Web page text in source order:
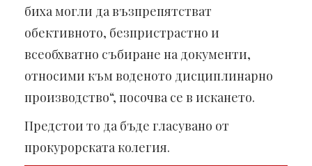
биха могли да възпрепятстват
обективното, безпристрастно и
всеобхватно събиране на документи,
относими към воденото дисциплинарно
производство“, посочва се в искането.
Предстои то да бъде гласувано от
прокурорската колегия.